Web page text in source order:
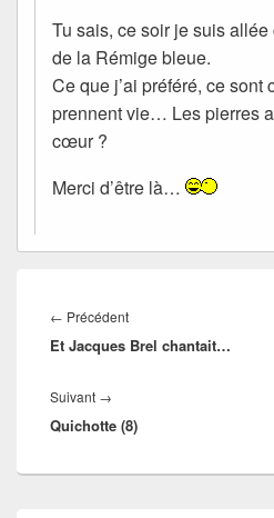
Tu sais, ce soir je suis
de la Rémige bleue.
Ce que j’ai préféré, ce sont
prennent vie… Les pierres
cœur ?
Merci d’être là…
de
l’article
← PrécédentArticle
précédent :
Et Jacques Brel chantait…
Suivant →
suivant :
Quichotte (8)